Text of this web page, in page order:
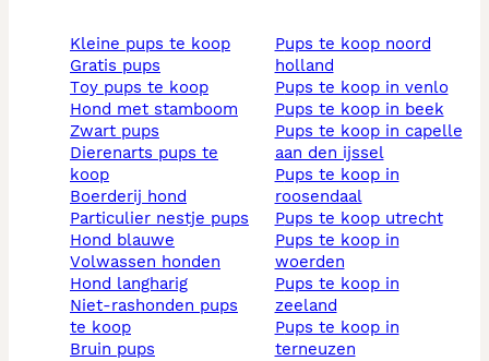
kleine pups te koop
gratis pups
toy pups te koop
hond met stamboom
zwart pups
dierenarts pups te
koop
boerderij hond
particulier nestje pups
hond blauwe
volwassen honden
hond langharig
niet-rashonden pups
te koop
bruin pups
pups te koop noord
holland
pups te koop in venlo
pups te koop in beek
pups te koop in capelle
aan den ijssel
pups te koop in
roosendaal
pups te koop utrecht
pups te koop in
woerden
pups te koop in
zeeland
pups te koop in
terneuzen